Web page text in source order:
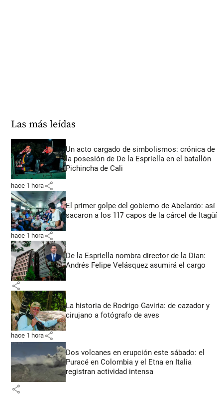
Las más leídas
Un acto cargado de simbolismos: crónica de
la posesión de De la Espriella en el batallón
Pichincha de Cali
hace 1 hora share
El primer golpe del gobierno de Abelardo: así
sacaron a los 117 capos de la cárcel de Itagüí
hace 1 hora share
De la Espriella nombra director de la Dian:
Andrés Felipe Velásquez asumirá el cargo
share
La historia de Rodrigo Gaviria: de cazador y
cirujano a fotógrafo de aves
hace 1 hora share
Dos volcanes en erupción este sábado: el
Puracé en Colombia y el Etna en Italia
registran actividad intensa
share